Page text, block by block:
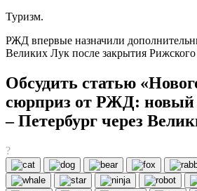
Туризм.
РЖД впервые назначили
Великих Лук после закрытия Рижского
Обсудить статью
сюрприз от РЖД: новый
– Петербург через
?